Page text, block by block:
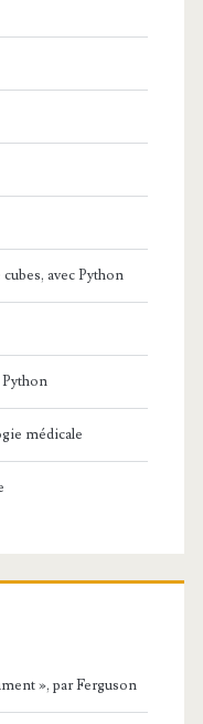
avec Python
Python
médicale
», par Ferguson